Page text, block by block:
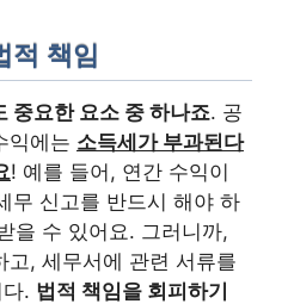
적 책임
중요한 요소 중 하나죠. 공
익에는 소득세가 부과된다
! 예를 들어, 연간 수익이
무 신고를 반드시 해야 하
을 수 있어요. 그러니까,
고, 세무서에 관련 서류를
. 법적 책임을 회피하기